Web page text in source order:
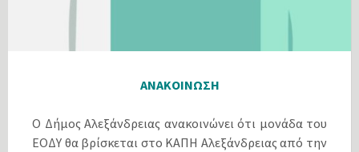
ΑΝΑΚΟΙΝΩΣΗ
Ο Δήμος Αλεξάνδρειας ανακοινώνει ότι μονάδα του
ΕΟΔΥ θα βρίσκεται στο ΚΑΠΗ Αλεξάνδρειας από την